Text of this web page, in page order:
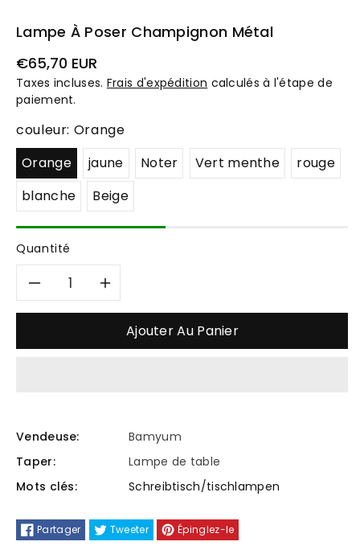
Lampe À Poser Champignon Métal
Prix
habituel
€65,70 EUR
Taxes incluses. Frais d'expédition calculés à l'étape de
paiement.
couleur: Orange
Orange
jaune Noter Vert menthe
rouge
blanche
Beige
Quantité
Réduire
Lampe
à
champignon
Augmenter
Lampe
champignon
Ajouter Au Panier
Vendeuse:
Bamyum
Taper:
Lampe de table
Mots clés:
Schreibtisch/tischlampen
Partager Tweeter Épinglez-le